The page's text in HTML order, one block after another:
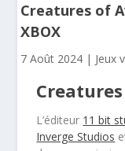
Creatures of
XBOX
7 Août 2024 | Jeux
L’éditeur 11 bit
Inverge Studios